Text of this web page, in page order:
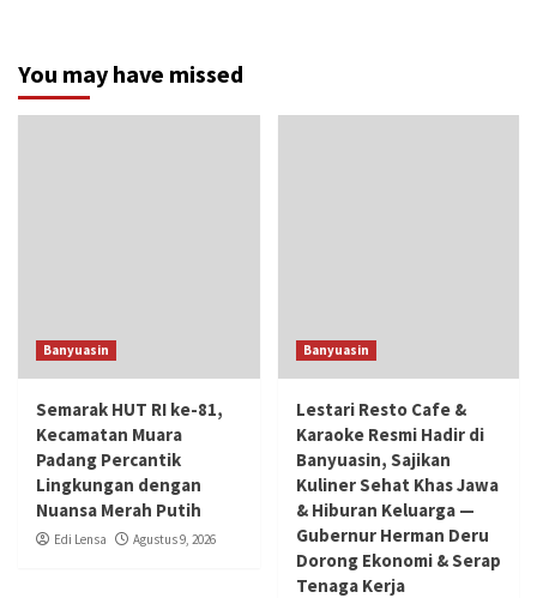
You may have missed
Banyuasin
Semarak HUT RI ke-81,
Kecamatan Muara
Padang Percantik
Lingkungan dengan
Nuansa Merah Putih
Edi Lensa Agustus 9, 2026
Banyuasin
Lestari Resto Cafe &
Karaoke Resmi Hadir di
Banyuasin, Sajikan
Kuliner Sehat Khas Jawa
& Hiburan Keluarga —
Gubernur Herman Deru
Dorong Ekonomi & Serap
Tenaga Kerja